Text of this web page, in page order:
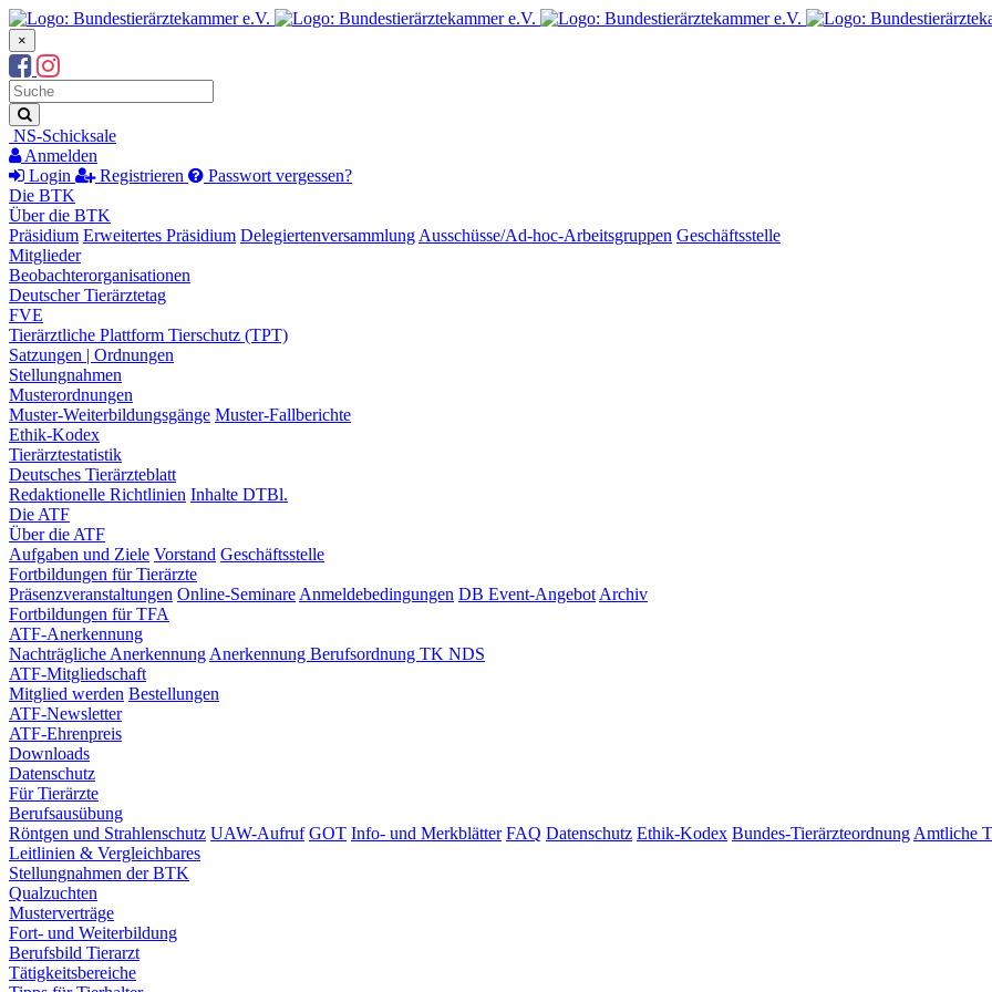
×
Suchbegriff
Suche
NS-Schicksale
Anmelden
Login
Registrieren
Passwort vergessen?
Die BTK
Über die BTK
Präsidium Erweitertes Präsidium Delegiertenversammlung Ausschüsse/Ad-hoc-Arbeitsgruppen Geschäftsstelle
Mitglieder
Beobachterorganisationen
Deutscher Tierärztetag
FVE
Tierärztliche Plattform Tierschutz (TPT)
Satzungen | Ordnungen
Stellungnahmen
Musterordnungen
Muster-Weiterbildungsgänge Muster-Fallberichte
Ethik-Kodex
Tierärztestatistik
Deutsches Tierärzteblatt
Redaktionelle Richtlinien Inhalte DTBl.
Die ATF
Über die ATF
Aufgaben und Ziele Vorstand Geschäftsstelle
Fortbildungen für Tierärzte
Präsenzveranstaltungen Online-Seminare Anmeldebedingungen DB Event-Angebot Archiv
Fortbildungen für TFA
ATF-Anerkennung
Nachträgliche Anerkennung Anerkennung Berufsordnung TK NDS
ATF-Mitgliedschaft
Mitglied werden Bestellungen
ATF-Newsletter
ATF-Ehrenpreis
Downloads
Datenschutz
Für Tierärzte
Berufsausübung
Röntgen und Strahlenschutz UAW-Aufruf GOT Info- und Merkblätter FAQ Datenschutz Ethik-Kodex Bundes-Tierärzteordnung Amtliche
Leitlinien & Vergleichbares
Stellungnahmen der BTK
Qualzuchten
Musterverträge
Fort- und Weiterbildung
Berufsbild Tierarzt
Tätigkeitsbereiche